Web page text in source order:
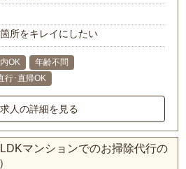
所をキレイにしたい
OK
年齢不問
行･直帰OK
人の詳細を見る
マンションでのお掃除代行の